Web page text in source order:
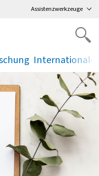
Assistenzwerkzeuge
.